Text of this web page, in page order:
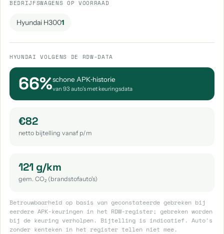
BEDRIJFSWAGENS OP VOORRAAD
Hyundai H3001
HYUNDAI VOLGENS DE RDW-DATA
66%schone APK‑historie
van 93 auto's met keuringsdata
€82
netto bijtelling vanaf p/m
121 g/km
gem. CO₂ (brandstofauto's)
Betrouwbaarheid op basis van geconstateerde gebreken bij
eerdere APK-keuringen in het RDW-register; gebreken worden
bij de keuring verholpen. Bijtelling is indicatief. Auto's
zonder kenteken in het register tellen niet mee.